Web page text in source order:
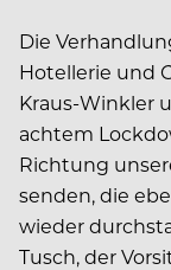
Die
Hotellerie und
Kraus-Winkler
achtem
Richtung
senden, die
wieder
Tusch, der